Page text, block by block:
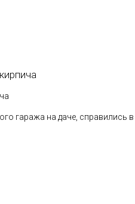
кирпича
гаража на даче, справились